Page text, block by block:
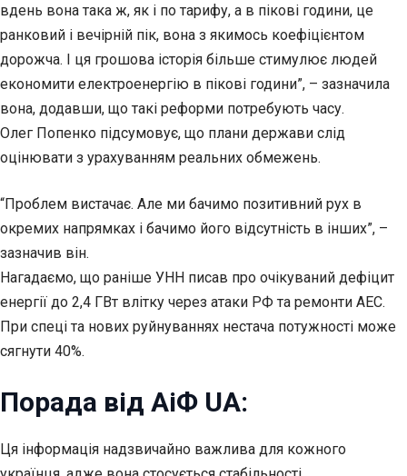
вдень вона така ж, як і по тарифу, а в пікові години, це
ранковий і вечірній пік, вона з якимось коефіцієнтом
дорожча. І ця грошова історія більше стимулює людей
економити електроенергію в пікові години”, – зазначила
вона, додавши, що такі реформи потребують часу.
Олег Попенко підсумовує, що плани держави слід
оцінювати з урахуванням реальних обмежень.
“Проблем вистачає. Але ми бачимо позитивний рух в
окремих напрямках і бачимо його відсутність в інших”, –
зазначив він.
Нагадаємо, що раніше УНН писав про очікуваний дефіцит
енергії до 2,4 ГВт влітку через атаки РФ та ремонти АЕС.
При спеці та нових руйнуваннях нестача потужності може
сягнути 40%.
Порада від АіФ UA:
Ця інформація надзвичайно важлива для кожного